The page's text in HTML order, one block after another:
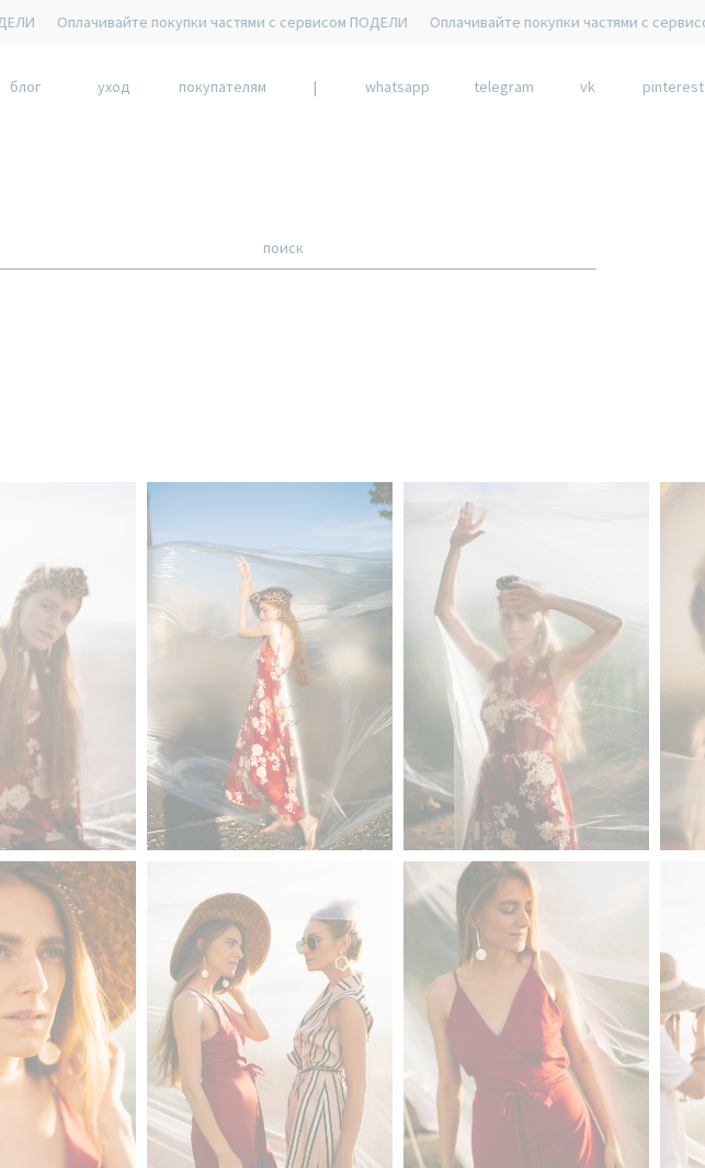
покупки частями с сервисом ПОДЕЛИ Оплачивайте покупки частями с сервисом ПОДЕЛИ
блог уход покупателям | whatsapp telegram vk pinterest
поиск